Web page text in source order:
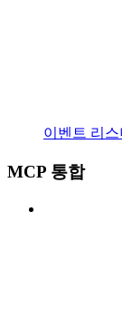
이벤트 리스
MCP 통합